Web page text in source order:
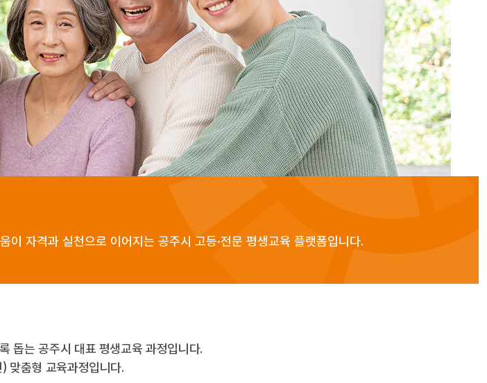
이 자격과 실천으로 이어지는 공주시 고등·전문 평생교육 플랫폼입니다.
돕는 공주시 대표 평생교육 과정입니다.
맞춤형 교육과정입니다.